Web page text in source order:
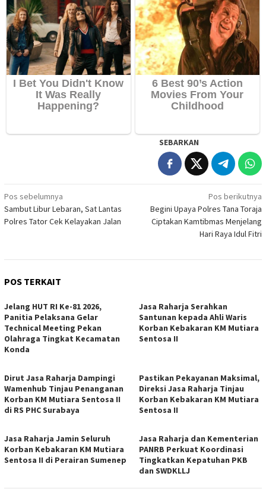
SEBARKAN
Navigasi
pos
Pos sebelumnya
Sambut Libur Lebaran, Sat Lantas
Polres Tator Cek Kelayakan Jalan
Pos berikutnya
Begini Upaya Polres Tana Toraja
Ciptakan Kamtibmas Menjelang
Hari Raya Idul Fitri
POS TERKAIT
Jelang HUT RI Ke-81 2026,
Panitia Pelaksana Gelar
Technical Meeting Pekan
Olahraga Tingkat Kecamatan
Konda
Jasa Raharja Serahkan
Santunan kepada Ahli Waris
Korban Kebakaran KM Mutiara
Sentosa II
Dirut Jasa Raharja Dampingi
Wamenhub Tinjau Penanganan
Korban KM Mutiara Sentosa II
di RS PHC Surabaya
Pastikan Pekayanan Maksimal,
Direksi Jasa Raharja Tinjau
Korban Kebakaran KM Mutiara
Sentosa II
Jasa Raharja Jamin Seluruh
Korban Kebakaran KM Mutiara
Sentosa II di Perairan Sumenep
Jasa Raharja dan Kementerian
PANRB Perkuat Koordinasi
Tingkatkan Kepatuhan PKB
dan SWDKLLJ